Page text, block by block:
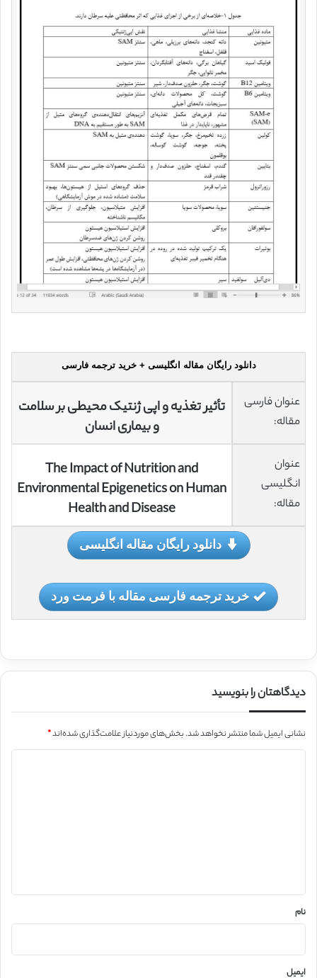
دانلود رایگان مقاله انگلیسی + خرید ترجمه فارسی
عنوان فارسی
مقاله:
تأثیر تغذیه و اپی ژنتیک محیطی بر سلامت
و بیماری انسان
عنوان
انگلیسی
مقاله:
The Impact of Nutrition and
Environmental Epigenetics on Human
Health and Disease
دانلود رایگان مقاله انگلیسی
خرید ترجمه فارسی مقاله با فرمت ورد
دیدگاهتان را بنویسید
نشانی ایمیل شما منتشر نخواهد شد.بخش‌های موردنیاز علامت‌گذاری شده‌اند*
نام
ایمیل